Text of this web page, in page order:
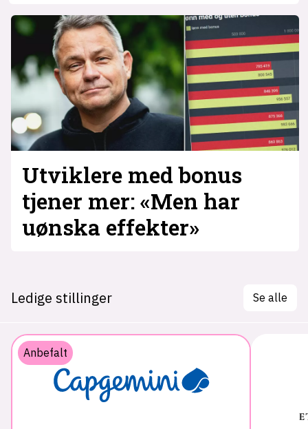
Utviklere med bonus
tjener mer: «Men har
uønska effekter»
Ledige stillinger Se alle
Anbefalt